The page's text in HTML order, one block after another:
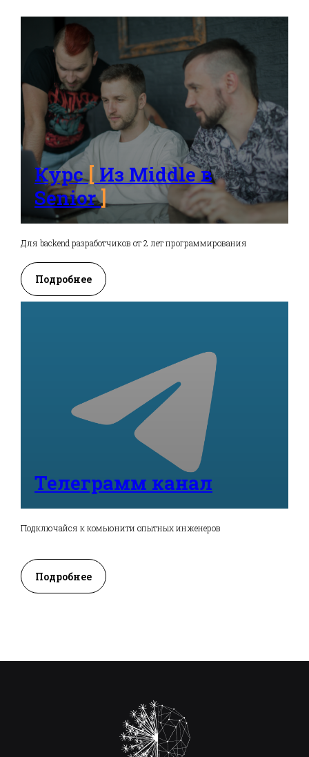
Курс[ Из Middle в
Senior]
Для backend разработчиков от 2 лет программирования
Подробнее
Телеграмм канал
Подключайся к комьюнити опытных инженеров
Подробнее